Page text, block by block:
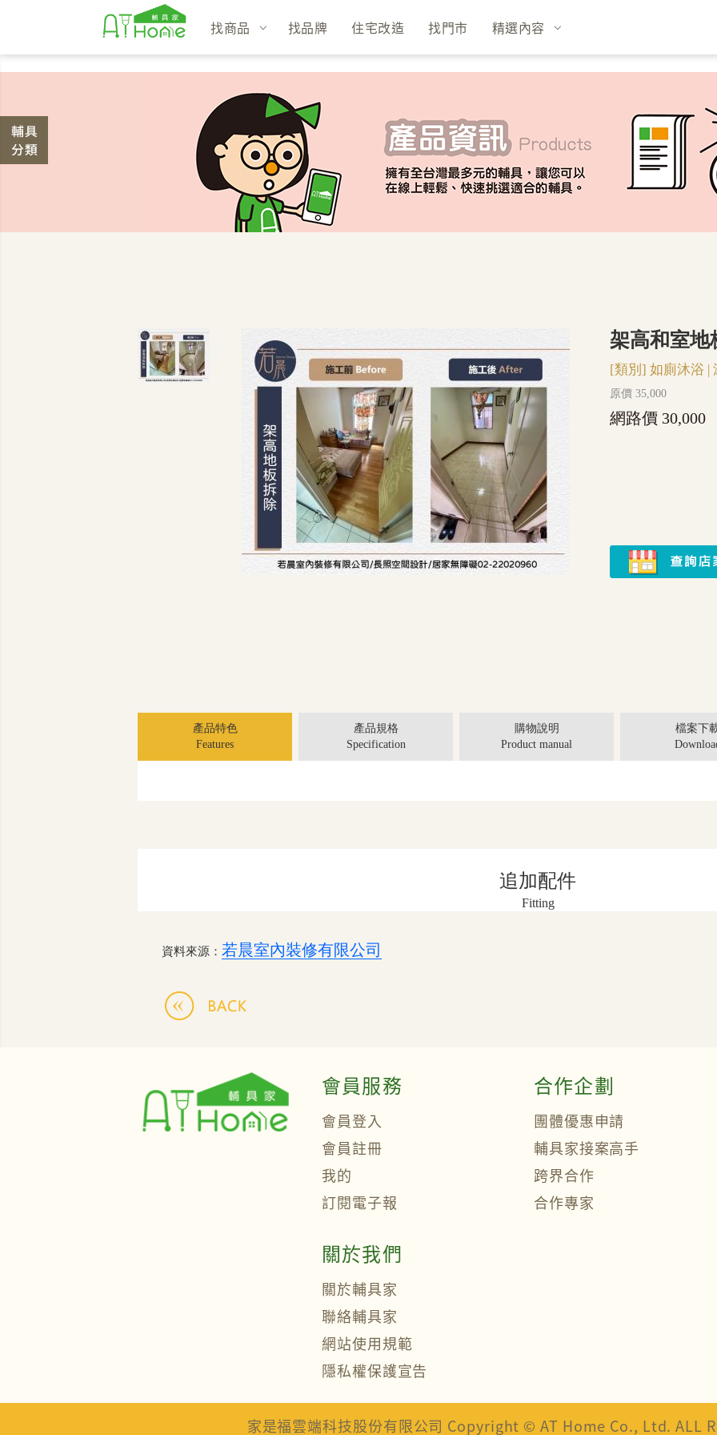
找商品 找品牌 住宅改造 找門市 精選內容
架高和室地
[類別] 如廁沐浴 |
原價 35,000
網路價 30,000
產品特色
Features
產品規格
Specification
購物說明
Product manual
檔案下
追加配件
Fitting
資料來源： 若晨室內裝修有限公司
會員服務
會員登入
會員註冊
我的
訂閱電子報
合作企劃
團體優惠申請
輔具家接案高手
跨界合作
合作專家
關於我們
關於輔具家
聯絡輔具家
網站使用規範
隱私權保護宣告
家是福雲端科技股份有限公司 Copyright © AT Home Co., Ltd. ALL